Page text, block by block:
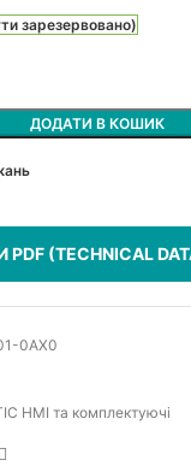
зарезервовано)
ДОДАТИ В КОШИК
(TECHNICAL
0AX0
HMI та комплектуючі